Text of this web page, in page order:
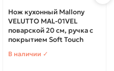
Нож кухонный Mallony
VELUTTO MAL-01VEL
поварской 20 см, ручка с
покрытием Soft Touch
В наличии ✓